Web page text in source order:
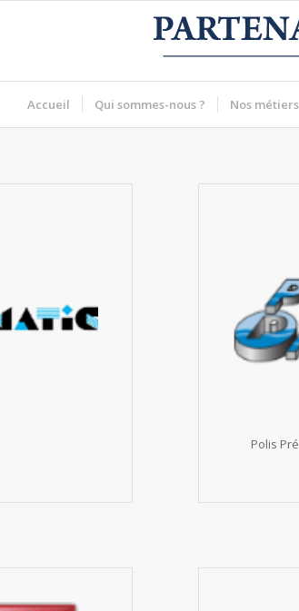
Accueil Qui sommes-nous ? Nos métiers
Polis